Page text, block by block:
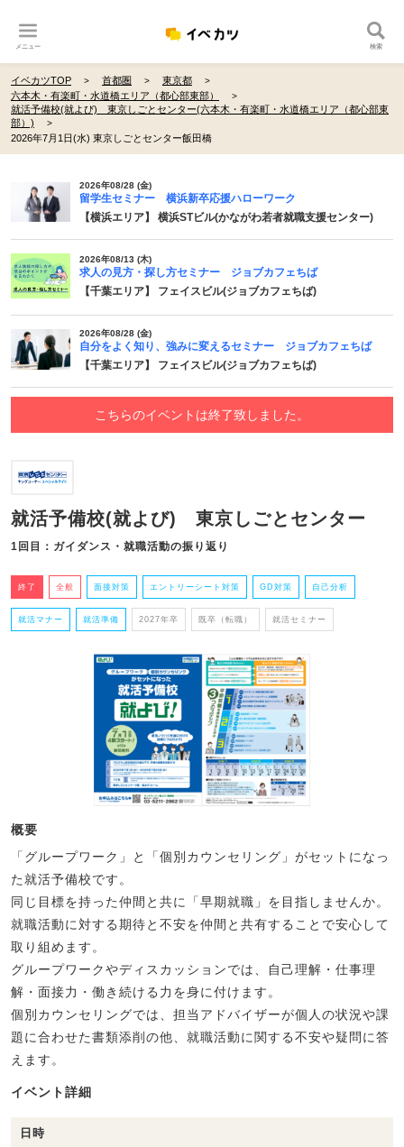
メニュー 検索
イベカツTOP 首都圏
東京都
六本木・有楽町・水道橋エリア（都心部東部）
就活予備校(就よび) 東京しごとセンター(六本木・有楽町・水道橋エリア（都心部東
部）)
2026年7月1日(水) 東京しごとセンター飯田橋
2026年08/28 (金)
留学生セミナー 横浜新卒応援ハローワーク
【横浜エリア】 横浜STビル(かながわ若者就職支援センター)
2026年08/13 (木)
求人の見方・探し方セミナー ジョブカフェちば
【千葉エリア】 フェイスビル(ジョブカフェちば)
2026年08/28 (金)
自分をよく知り、強みに変えるセミナー ジョブカフェちば
【千葉エリア】 フェイスビル(ジョブカフェちば)
こちらのイベントは終了致しました。
就活予備校(就よび) 東京しごとセンター
1回目：ガイダンス・就職活動の振り返り
終了 全般 面接対策 エントリーシート対策 GD対策 自己分析
就活マナー 就活準備 2027年卒 既卒（転職） 就活セミナー
概要
「グループワーク」と「個別カウンセリング」がセットになっ
た就活予備校です。
同じ目標を持った仲間と共に「早期就職」を目指しませんか。
就職活動に対する期待と不安を仲間と共有することで安心して
取り組めます。
グループワークやディスカッションでは、自己理解・仕事理
解・面接力・働き続ける力を身に付けます。
個別カウンセリングでは、担当アドバイザーが個人の状況や課
題に合わせた書類添削の他、就職活動に関する不安や疑問に答
えます。
イベント詳細
日時